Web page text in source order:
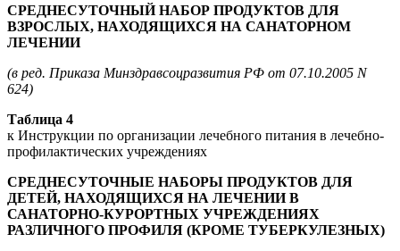
СРЕДНЕСУТОЧНЫЙ НАБОР ПРОДУКТОВ ДЛЯ
ВЗРОСЛЫХ, НАХОДЯЩИХСЯ НА САНАТОРНОМ
ЛЕЧЕНИИ
(в ред. Приказа Минздравсоцразвития РФ от 07.10.2005 N
624)
Таблица 4
к Инструкции по организации лечебного питания в лечебно-
профилактических учреждениях
СРЕДНЕСУТОЧНЫЕ НАБОРЫ ПРОДУКТОВ ДЛЯ
ДЕТЕЙ, НАХОДЯЩИХСЯ НА ЛЕЧЕНИИ В
САНАТОРНО-КУРОРТНЫХ УЧРЕЖДЕНИЯХ
РАЗЛИЧНОГО ПРОФИЛЯ (КРОМЕ ТУБЕРКУЛЕЗНЫХ)